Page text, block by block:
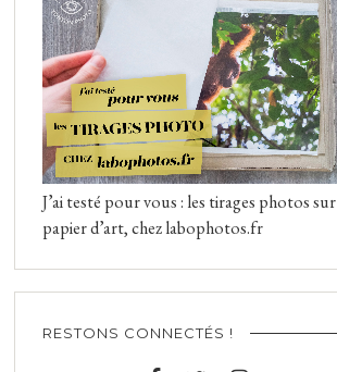
J’ai testé pour vous : les tirages photos sur
papier d’art, chez labophotos.fr
RESTONS CONNECTÉS !